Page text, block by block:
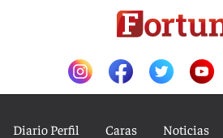
Diario Perfil Caras Noticias